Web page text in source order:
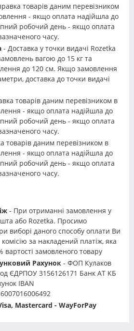
товарів даним перевізником
- якщо оплата надійшла до
робочий день - якщо оплата
часу.
- Доставка у точки видачі Rozetka
вагою до 15 кг та
до 120 см. Якщо замовлення
доставка до точки видачі
товарів даним перевізником в
- якщо оплата надійшла до
робочий день - якщо оплата
часу.
товарів даним перевізником в
- якщо оплата надійшла до
робочий день - якщо оплата
часу.
- При отриманні замовлення у
або Rozetka. Просимо
виборі даного способу оплати Ви
за накладений платіж, яка
вартості замовленого товару
Рахунок - ФОП Кулаков
ЄДРПОУ 3156126171 Банк АТ КБ
IBAN
Mastercard - WayForPay